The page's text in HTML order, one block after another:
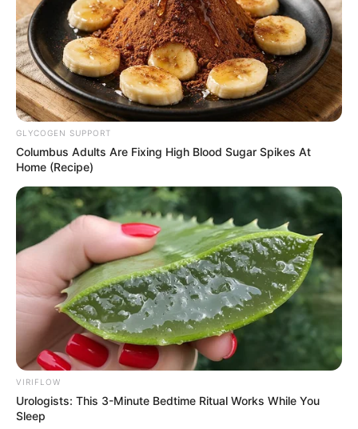
Eine paradiesischeParkanlage in Brisbane
Ostküste Australiens im Sonnenscheinstaat Queensland
mit seinenBadestränden
Deutschlandweit Veranstaltung kostenlos
GLYCOGEN SUPPORT
Columbus Adults Are Fixing High Blood Sugar Spikes At
Home (Recipe)
VIRIFLOW
Urologists: This 3-Minute Bedtime Ritual Works While You
Sleep